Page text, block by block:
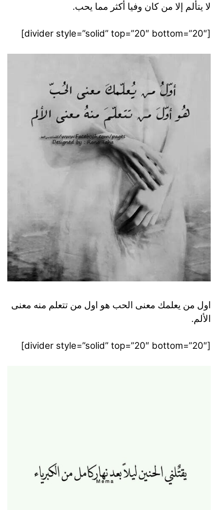
لا يتألم إلا من كان وفيا أكثر مما يحب.
[divider style=”solid” top=”20″ bottom=”20″]
اول من يعلمك معنى الحب هو اول من تتعلم منه معنى
الألم.
[divider style=”solid” top=”20″ bottom=”20″]